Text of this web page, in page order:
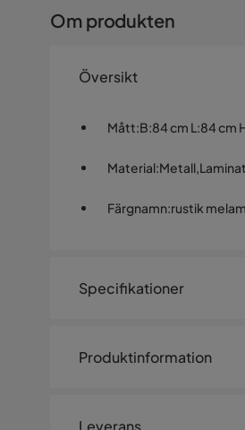
Om produkten
Översikt
Mått:B:84 cm L:84 cm
Material:
Färgnamn:rustik
Specifikationer
Storlek
Produktinformation
är tillverkad av metall och
Leverans